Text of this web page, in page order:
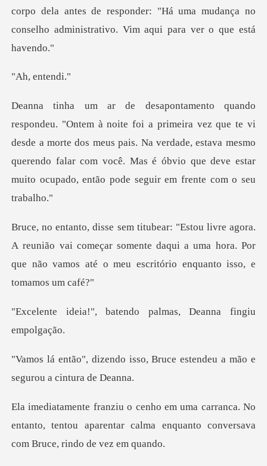
po dela antes de responder: "Há uma mudança no
conselh
ent
que te vi
desde a morte dos meus pais. Na verdade, estava mesmo
querendo falar com você.
reunião vai começar somente daqui a uma hora. Por
que não v
batendo palmas, Dean
so, Bruce estendeu a mão e
s
ca. No
entanto, tentou aparentar calma enquanto